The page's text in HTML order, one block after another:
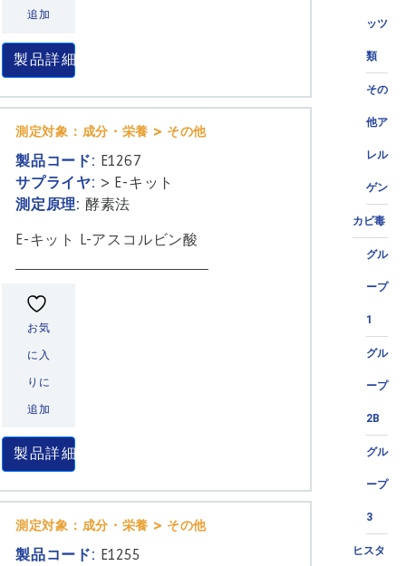
ッツ
類
その
他ア
レル
ゲン
カビ毒
グル
ープ
1
グル
ープ
2B
グル
ープ
3
ヒスタ
追加
製品詳細
測定対象：成分・栄養 > その他
製品コード: E1267
サプライヤ: > E-キット
測定原理: 酵素法
E-キット L-アスコルビン酸
お気
に入
りに
追加
製品詳細
測定対象：成分・栄養 > その他
製品コード: E1255